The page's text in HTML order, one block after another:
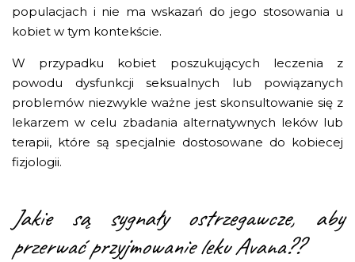
populacjach i nie ma wskazań do jego stosowania u
kobiet w tym kontekście.
W przypadku kobiet poszukujących leczenia z
powodu dysfunkcji seksualnych lub powiązanych
problemów niezwykle ważne jest skonsultowanie się z
lekarzem w celu zbadania alternatywnych leków lub
terapii, które są specjalnie dostosowane do kobiecej
fizjologii.
Jakie są sygnały ostrzegawcze, aby
przerwać przyjmowanie leku Avana??